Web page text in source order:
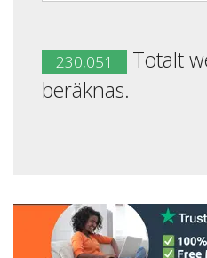
230,051
Totalt
beräknas.